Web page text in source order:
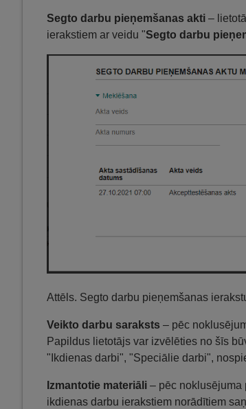
Segto darbu pieņemšanas akti –
ierakstiem ar veidu "Segto darbu
Attēls. Segto darbu pieņemšanas
Veikto darbu saraksts – pēc
Papildus lietotājs var izvēlēties no šīs
"Ikdienas darbi", "Speciālie darbi",
Izmantotie materiāli – pēc noklusējuma
ikdienas darbu ierakstiem norādītiem